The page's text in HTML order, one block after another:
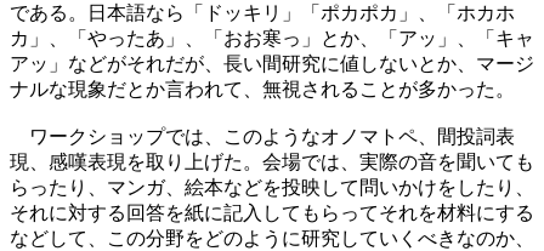
である。日本語なら「ドッキリ」「ポカポカ」、「ホカホ
カ」、「やったあ」、「おお寒っ」とか、「アッ」、「キャ
アッ」などがそれだが、長い間研究に値しないとか、マージ
ナルな現象だとか言われて、無視されることが多かった。
ワークショップでは、このようなオノマトペ、間投詞表
現、感嘆表現を取り上げた。会場では、実際の音を聞いても
らったり、マンガ、絵本などを投映して問いかけをしたり、
それに対する回答を紙に記入してもらってそれを材料にする
などして、この分野をどのように研究していくべきなのか、